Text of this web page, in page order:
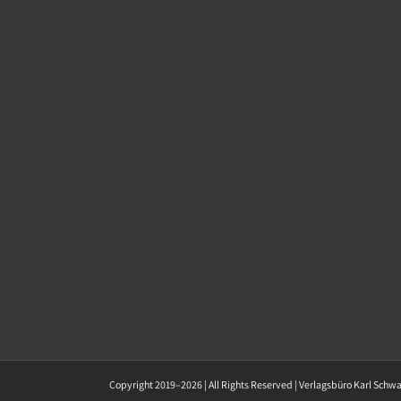
Copyright 2019–2026 | All Rights Reserved | Verlagsbüro Karl